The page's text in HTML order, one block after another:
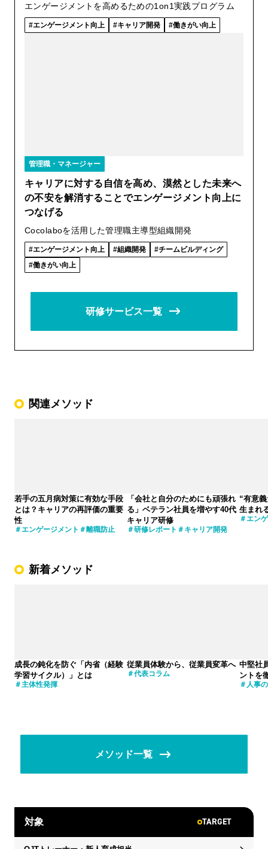
エンゲージメントを高めるための1on1実践プログラム
エンゲージメント向上 キャリア開発 働きがい向上
管理職・マネージャー
キャリアに対する自信を高め、漠然とした未来へ
の不安を解消することでエンゲージメント向上に
つなげる
Cocolaboを活用した管理職主導型組織開発
エンゲージメント向上 組織開発
チームビルディング
働きがい向上
研修サービス一覧
関連メソッド
若手の五月病対策に有効な手段
とは？キャリアの再評価の重要
性
エンゲージメント 離職防止
「会社と自分のためにも頑張れ
る」ベテラン社員を増やす40代
キャリア研修
研修レポート キャリア開発
“有意
生まれ
エン
新着メソッド
成長の鈍化を防ぐ「内省（経験
学習サイクル）」とは
主体性発揮
従業員体験から、従業員変革へ
代表コラム
中堅社
ントを
人事
メソッド一覧
対象 TARGET